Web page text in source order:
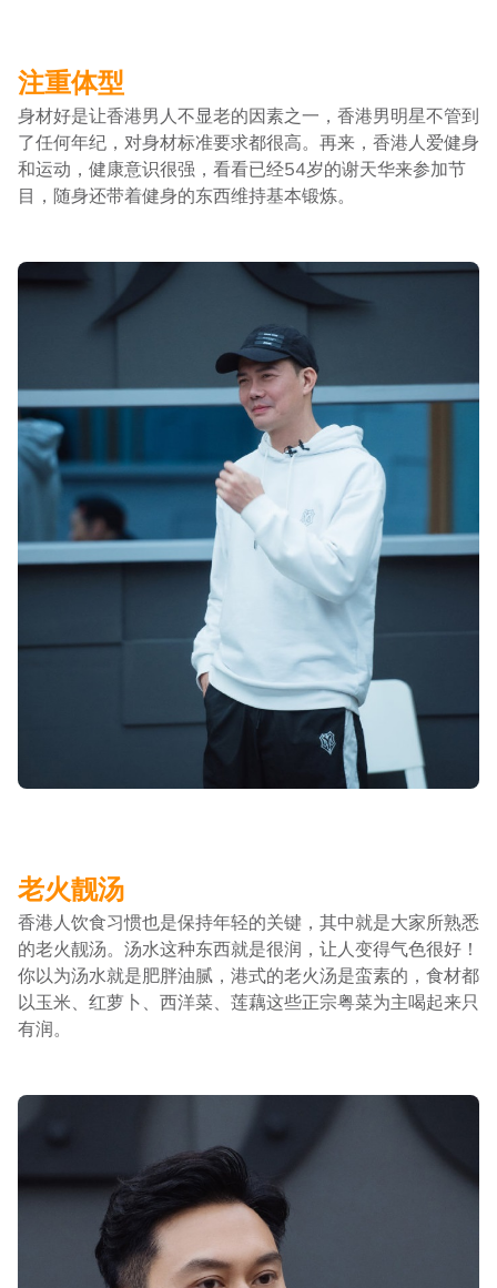
注重体型
身材好是让香港男人不显老的因素之一，香港男明星不管到
了任何年纪，对身材标准要求都很高。再来，香港人爱健身
和运动，健康意识很强，看看已经54岁的谢天华来参加节
目，随身还带着健身的东西维持基本锻炼。
老火靓汤
香港人饮食习惯也是保持年轻的关键，其中就是大家所熟悉
的老火靓汤。汤水这种东西就是很润，让人变得气色很好！
你以为汤水就是肥胖油腻，港式的老火汤是蛮素的，食材都
以玉米、红萝卜、西洋菜、莲藕这些正宗粤菜为主喝起来只
有润。